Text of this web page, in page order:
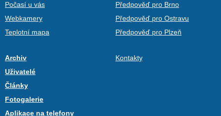
Počasí u vás
Webkamery
Teplotní mapa
Předpověď pro Brno
Předpověď pro Ostravu
Předpověď pro Plzeň
Archiv
Uživatelé
Články
Fotogalerie
Aplikace na telefony
Kontakty